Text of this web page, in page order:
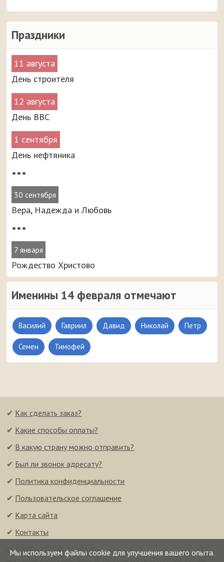
Праздники
11 августа
День строителя
12 августа
День ВВС
1 сентября
День нефтяника
•••
30 сентября
Вера, Надежда и Любовь
•••
7 января
Рождество Христово
Именины 14 февраля отмечают
Василий Гавриил Давид Николай Петр
Семен Тимофей
Мы используем файлы cookie для улучшения вашего опыта.
✔ Как сделать заказ?
✔ Какие способы оплаты?
✔ В какую страну можно отправить?
✔ Был ли звонок адресату?
✔ Политика конфиденциальности
✔ Пользовательское соглашение
✔ Карта сайта
✔ Контакты
© 2008–2026 FunCalls.ru